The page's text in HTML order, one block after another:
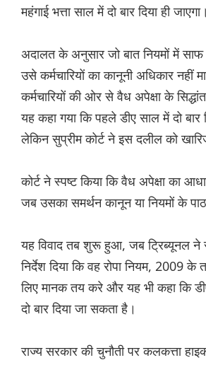
महंगाई भत्ता साल में दो बार दिया ही जाएगा।
अदालत के अनुसार जो बात नियमों में साफ
उसे कर्मचारियों का कानूनी अधिकार नहीं
कर्मचारियों की ओर से वैध अपेक्षा के
यह कहा गया कि पहले डीए साल में दो बार
लेकिन सुप्रीम कोर्ट ने इस दलील को
कोर्ट ने स्पष्ट किया कि वैध अपेक्षा का
जब उसका समर्थन कानून या नियमों के
यह विवाद तब शुरू हुआ, जब ट्रिब्यूनल ने
निर्देश दिया कि वह रोपा नियम, 2009
लिए मानक तय करे और यह भी कहा कि
दो बार दिया जा सकता है।
राज्य सरकार की चुनौती पर कलकत्ता